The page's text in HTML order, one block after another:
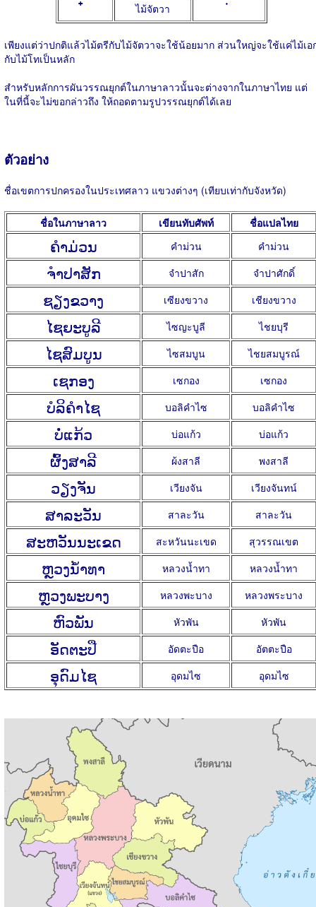
ไม้จัตวา
เพียงแต่ว่าปกติแล้วไม้ตรีกับไม้จัตวาจะใช้น้อยมาก ส่วนใหญ่จะใช้แค่ไม้เอ
กับไม้โทเป็นหลัก
สำหรับหลักการผันวรรณยุกต์ในภาษาลาวนั้นจะต่างจากในภาษาไทย แต่
ในที่นี้จะไม่ขอกล่าวถึง ให้ถอดตามรูปวรรณยุกต์ได้เลย
ตัวอย่าง
ชื่อเขตการปกครองในประเทศลาว แขวงต่างๆ (เทียบเท่ากับจังหวัด)
ชื่อในภาษาลาว เขียนทับศัพท์ ชื่อแปลไทย
ຄໍາມ່ວນ คำม่วน คำม่วน
ຈໍາປາສັກ จำปาสัก จำปาศักดิ์
ຊຽງຂວາງ เซียงขวาง เชียงขวาง
ໄຊຍະບູລີ ไซญะบูลี ไชยบุรี
ໄຊສົມບູນ ไซสมบูน ไชยสมบูรณ์
ເຊກອງ เซกอง เซกอง
ບໍລິຄໍາໄຊ บอลิคำไซ บอลิคำไซ
ບໍ່ແກ້ວ บ่อแก้ว บ่อแก้ว
ຜົ້ງສາລີ ผ้งสาลี พงสาลี
ວຽງຈັນ เวียงจัน เวียงจันทน์
ສາລະວັນ สาละวัน สาละวัน
ສະຫວັນນະເຂດ สะหวันนะเขด สุวรรณเขต
ຫຼວງນ້ຳທາ หลวงน้ำทา หลวงน้ำทา
ຫຼວງພະບາງ หลวงพะบาง หลวงพระบาง
ຫົວພັນ หัวพัน หัวพัน
ອັດຕະປື อัดตะปือ อัตตะปือ
ອຸດົມໄຊ อุดมไซ อุดมไซ